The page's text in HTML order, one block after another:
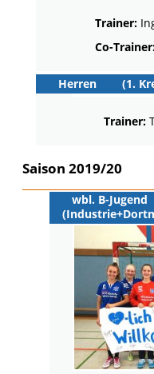
Trainer:
Co-
Herren (1.
Trainer:
Saison 2019/20
wbl. B-Jugend